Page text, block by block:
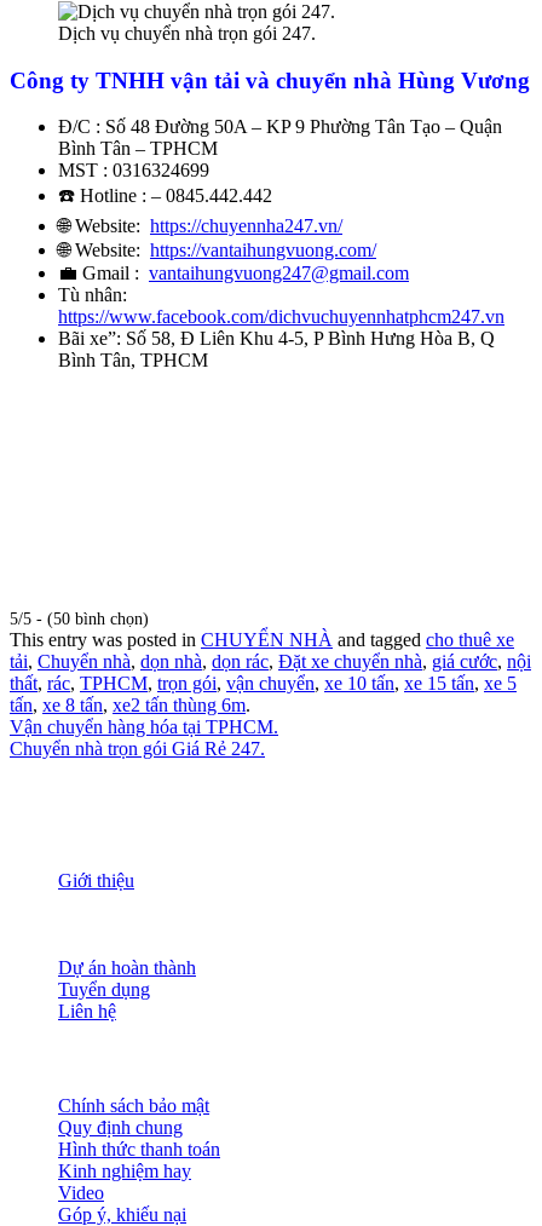
Dịch vụ chuyển nhà trọn gói 247.
Công ty TNHH vận tải và chuyển nhà Hùng Vương
Đ/C : Số 48 Đường 50A – KP 9 Phường Tân Tạo – Quận
Bình Tân – TPHCM
MST : 0316324699
☎️ Hotline : – 0845.442.442
🌐 Website: https://chuyennha247.vn/
🌐 Website: https://vantaihungvuong.com/
💼 Gmail : vantaihungvuong247@gmail.com
Tù nhân:
https://www.facebook.com/dichvuchuyennhatphcm247.vn
Bãi xe”: Số 58, Đ Liên Khu 4-5, P Bình Hưng Hòa B, Q
Bình Tân, TPHCM
5/5 - (50 bình chọn)
This entry was posted in CHUYỂN NHÀ and tagged cho thuê xe
tải, Chuyển nhà, dọn nhà, dọn rác, Đặt xe chuyển nhà, giá cước, nội
thất, rác, TPHCM, trọn gói, vận chuyển, xe 10 tấn, xe 15 tấn, xe 5
tấn, xe 8 tấn, xe2 tấn thùng 6m.
Vận chuyển hàng hóa tại TPHCM.
Chuyển nhà trọn gói Giá Rẻ 247.
Giới thiệu
Dự án hoàn thành
Tuyển dụng
Liên hệ
Chính sách bảo mật
Quy định chung
Hình thức thanh toán
Kinh nghiệm hay
Video
Góp ý, khiếu nại